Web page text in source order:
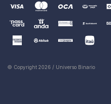
© Copyright 2026 / Universo Binario